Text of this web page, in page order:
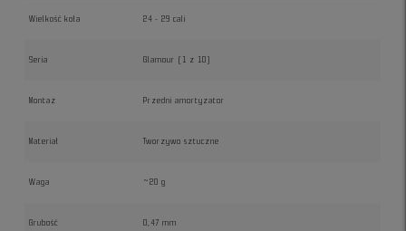
Wielkość koła 24 - 29 cali
Seria Glamour (1 z 10)
Montaż Przedni amortyzator
Materiał Tworzywo sztuczne
Waga ~20 g
Grubość 0,47 mm